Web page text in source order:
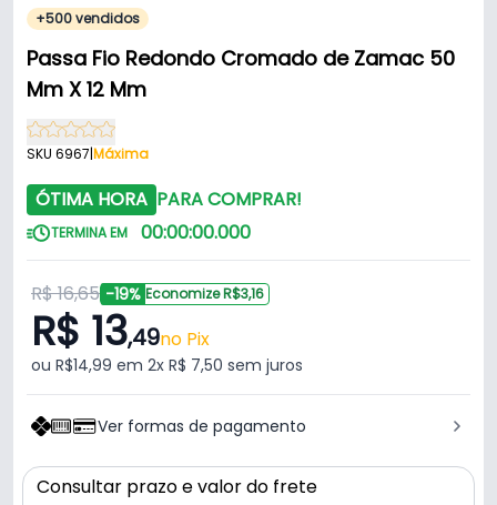
+500 vendidos
Passa Fio Redondo Cromado de Zamac 50
Mm X 12 Mm
SKU 6967|Máxima
ÓTIMA HORA PARA COMPRAR!
TERMINA EM 00:00:00.000
R$ 16,65 -19% Economize R$3,16
R$ 13,49no Pix
ou R$14,99 em 2x R$ 7,50 sem juros
Ver formas de pagamento
Consultar prazo e valor do frete